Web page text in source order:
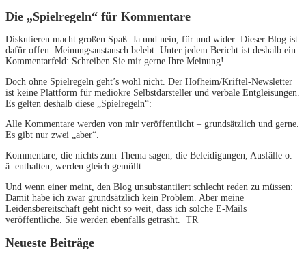
Die „Spielregeln“ für Kommentare
Diskutieren macht großen Spaß. Ja und nein, für und wider: Dieser Blog ist
dafür offen. Meinungsaustausch belebt. Unter jedem Bericht ist deshalb ein
Kommentarfeld: Schreiben Sie mir gerne Ihre Meinung!
Doch ohne Spielregeln geht’s wohl nicht. Der Hofheim/Kriftel-Newsletter
ist keine Plattform für mediokre Selbstdarsteller und verbale Entgleisungen.
Es gelten deshalb diese „Spielregeln“:
Alle Kommentare werden von mir veröffentlicht – grundsätzlich und gerne.
Es gibt nur zwei „aber“.
Kommentare, die nichts zum Thema sagen, die Beleidigungen, Ausfälle o.
ä. enthalten, werden gleich gemüllt.
Und wenn einer meint, den Blog unsubstantiiert schlecht reden zu müssen:
Damit habe ich zwar grundsätzlich kein Problem. Aber meine
Leidensbereitschaft geht nicht so weit, dass ich solche E-Mails
veröffentliche. Sie werden ebenfalls getrasht. TR
Neueste Beiträge